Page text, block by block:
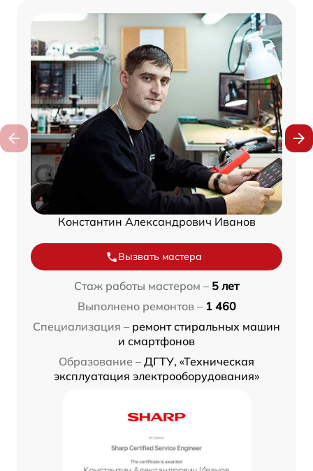
Константин Александрович Иванов
Вызвать мастера
Стаж работы мастером – 5 лет
Выполнено ремонтов – 1 460
Специализация – ремонт стиральных машин
и смартфонов
Образование – ДГТУ, «Техническая
эксплуатация электрооборудования»